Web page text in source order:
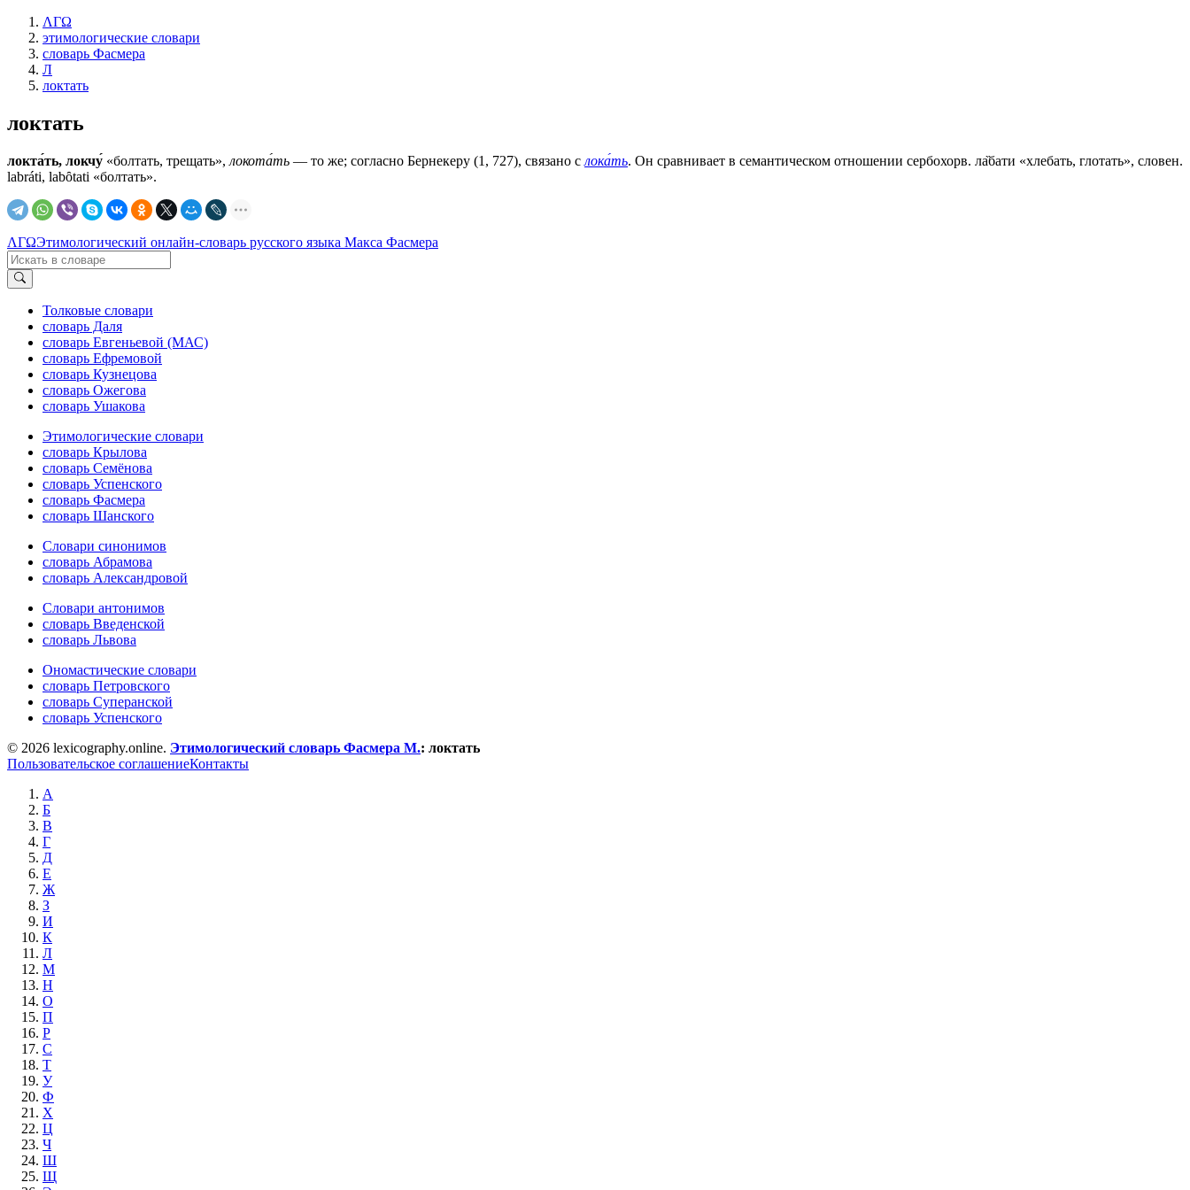
ΛΓΩ
этимологические словари
словарь Фасмера
Л
локтать
локтать
локта́ть, локчу́ «болтать, трещать», локота́ть — то же; согласно Бернекеру (1, 727), связано с лока́ть. Он сравнивает в семантическом отношении сербохорв. ла̏бати «хлебать, глотать», словен.
labráti, labȏtati «болтать».
ΛΓΩЭтимологический онлайн-словарь русского языка Макса Фасмера
Толковые словари
словарь Даля
словарь Евгеньевой (МАС)
словарь Ефремовой
словарь Кузнецова
словарь Ожегова
словарь Ушакова
Этимологические словари
словарь Крылова
словарь Семёнова
словарь Успенского
словарь Фасмера
словарь Шанского
Словари синонимов
словарь Абрамова
словарь Александровой
Словари антонимов
словарь Введенской
словарь Львова
Ономастические словари
словарь Петровского
словарь Суперанской
словарь Успенского
© 2026 lexicography.online. Этимологический словарь Фасмера М.: локтать
Пользовательское соглашениеКонтакты
А
Б
В
Г
Д
Е
Ж
З
И
К
Л
М
Н
О
П
Р
С
Т
У
Ф
Х
Ц
Ч
Ш
Щ